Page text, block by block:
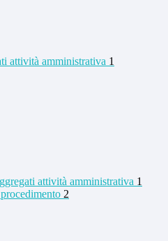
attività amministrativa 1
attività amministrativa 1
2